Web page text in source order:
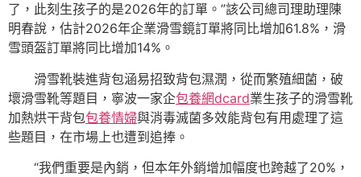
了，此刻生孩子的是2026年的訂單。”該公司總司理助理陳
明春說，估計2026年企業滑雪鏡訂單將同比增加61.8%，滑
雪頭盔訂單將同比增加14%。
滑雪靴裝進背包涵易招致背包濕潤，從而繁殖細菌，破
壞滑雪靴等題目，寧波一家企包養網dcard業生孩子的滑雪靴
加熱烘干背包包養情婦與消毒滅菌多效能背包有用處理了這
些題目，在市場上也遭到追捧。
“我們重要是內銷，但本年外銷增加幅度也跨越了20%，